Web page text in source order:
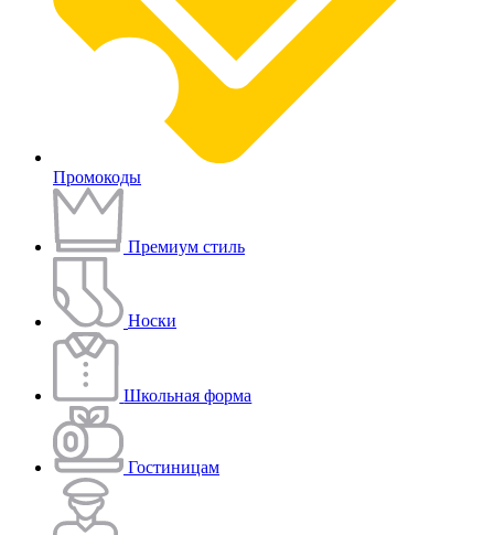
Промокоды
Премиум стиль
Носки
Школьная форма
Гостиницам